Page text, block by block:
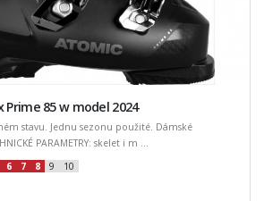
85 w model 2024
stavu. Jednu sezonu použité. Dámské
PARAMETRY: skelet i m ...
6 7 8 9
10